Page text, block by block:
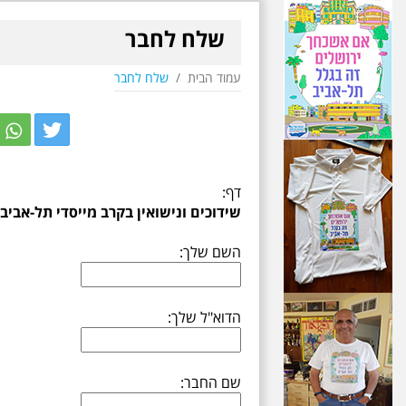
שלח לחבר
עמוד הבית / שלח לחבר
דף:
שידוכים ונישואין בקרב מייסדי תל-
השם שלך:
הדוא"ל שלך:
שם החבר: